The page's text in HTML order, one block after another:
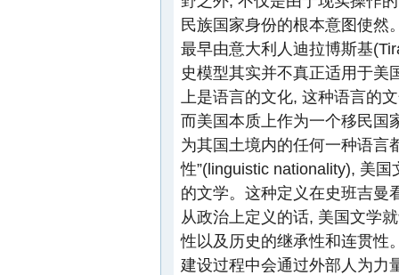
民族国家身份的根本意图使然
最早由意大利人迪拉博斯基
史模型其实并不真正适用于美
上是语言的文化, 这种语言的
而美国本质上作为一个移民国
为其国土境内的任何一种语言
性”(linguistic nationality), 美
的文学。这种定义在史班吉曼
从政治上定义的话, 美国文学
性以及历史的继承性和连贯性
建设过程中会通过外部人为力